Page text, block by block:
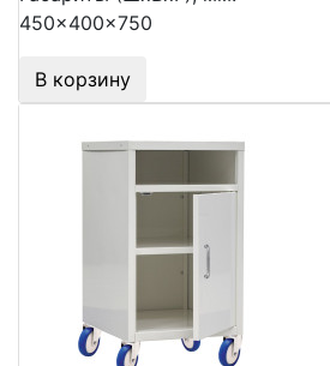
450x400x750
В корзину